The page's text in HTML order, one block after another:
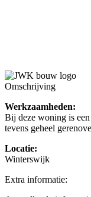
Omschrijving
Werkzaamheden:
Bij deze woning is
tevens geheel
Locatie:
Winterswijk
Extra informatie: